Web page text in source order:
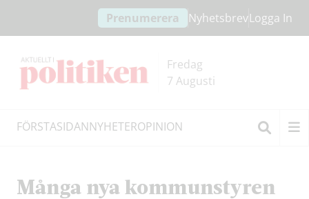
innehållet
headern
Prenumerera NyhetsbrevLogga In
Fredag
7 Augusti
FÖRSTASIDANNYHETEROPINION
Många nya kommunstyren